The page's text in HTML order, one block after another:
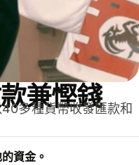
兼慳錢
多種貨幣收發匯款和
資金。